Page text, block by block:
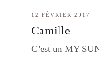
12 FÉVRIER 2017
Camille
C’est un MY